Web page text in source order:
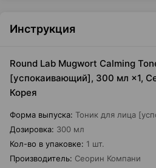
Инструкция
Round Lab Mugwort Calming
[успокаивающий], 300 мл ×1,
Корея
Форма выпуска: Тоник для лица
Дозировка: 300 мл
Кол-во в упаковке: 1 шт.
Производитель: Сеорин Компани